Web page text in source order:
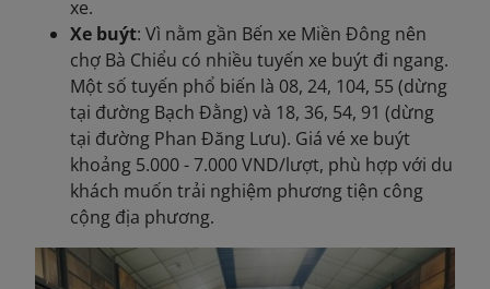
xe.
Xe buýt: Vì nằm gần Bến xe Miền Đông nên
chợ Bà Chiểu có nhiều tuyến xe buýt đi ngang.
Một số tuyến phổ biến là 08, 24, 104, 55 (dừng
tại đường Bạch Đằng) và 18, 36, 54, 91 (dừng
tại đường Phan Đăng Lưu). Giá vé xe buýt
khoảng 5.000 - 7.000 VND/lượt, phù hợp với du
khách muốn trải nghiệm phương tiện công
cộng địa phương.